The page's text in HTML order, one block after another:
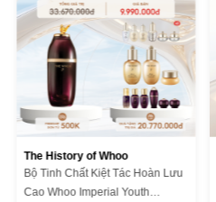
The History of Whoo
Bộ Tinh Chất Kiệt Tác Hoàn Lưu
Cao Whoo Imperial Youth